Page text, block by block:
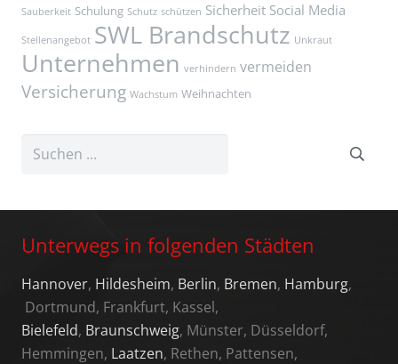
Sauberkeit Schulung Schutz schützen Sicherheit Social Media
Stellenangebot SWL Brandschutz Unkraut
Unternehmen verhindern vermeiden
Versicherung Wachstum Weihnachten
Unterwegs in folgenden Städten
Hannover, Hildesheim, Berlin, Bremen, Hamburg,
Dortmund, Frankfurt, Kassel,
Bielefeld, Braunschweig, Münster, Düsseldorf,
Hemmingen, Laatzen, Rethen, Pattensen,